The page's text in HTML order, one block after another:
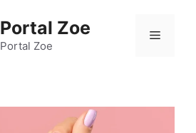
Portal Zoe
Portal Zoe
Menu